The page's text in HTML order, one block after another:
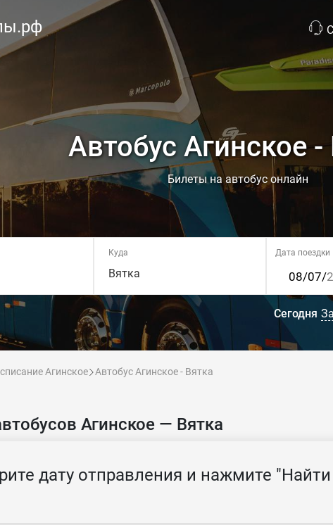
Автобус Агинское -
Билеты на автобус онлайн
Куда
Вятка
Дата поездки
Сегодня
Агинское Автобус Агинское - Вятка
Агинское — Вятка
дату отправления и нажмите